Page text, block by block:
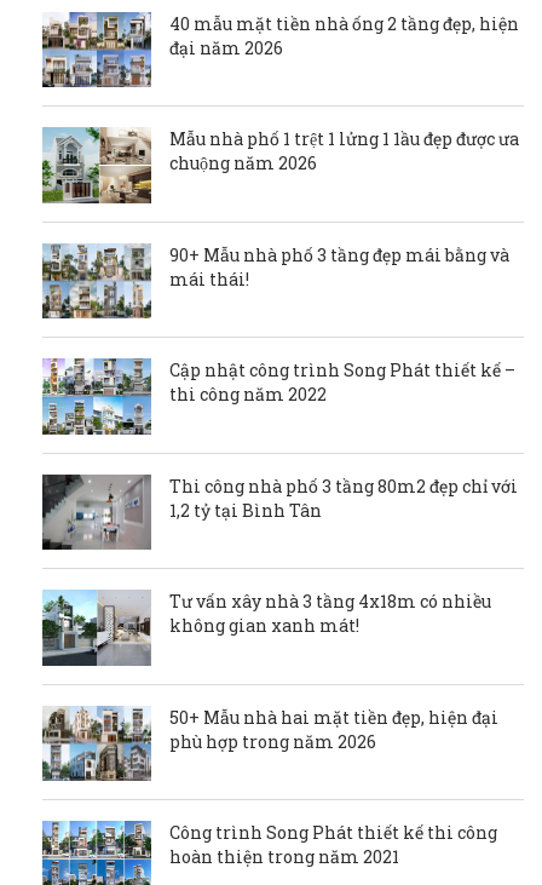
40 mẫu mặt tiền nhà ống 2 tầng đẹp, hiện
đại năm 2026
Mẫu nhà phố 1 trệt 1 lửng 1 1ầu đẹp được ưa
chuộng năm 2026
90+ Mẫu nhà phố 3 tầng đẹp mái bằng và
mái thái!
Cập nhật công trình Song Phát thiết kế –
thi công năm 2022
Thi công nhà phố 3 tầng 80m2 đẹp chỉ với
1,2 tỷ tại Bình Tân
Tư vấn xây nhà 3 tầng 4x18m có nhiều
không gian xanh mát!
50+ Mẫu nhà hai mặt tiền đẹp, hiện đại
phù hợp trong năm 2026
Công trình Song Phát thiết kế thi công
hoàn thiện trong năm 2021